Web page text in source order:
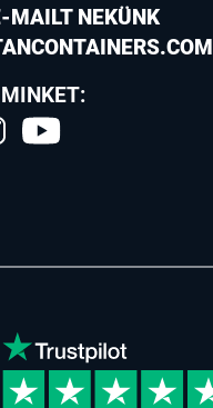
MAILT NEKÜNK